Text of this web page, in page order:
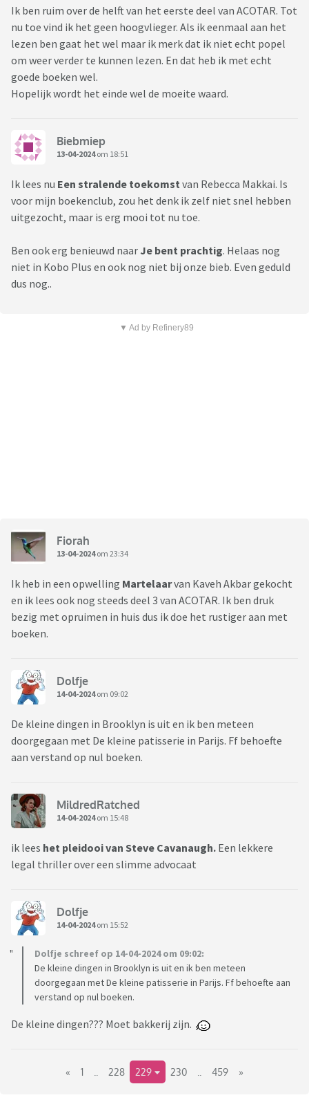
Ik ben ruim over de helft van het eerste deel van ACOTAR. Tot
nu toe vind ik het geen hoogvlieger. Als ik eenmaal aan het
lezen ben gaat het wel maar ik merk dat ik niet echt popel
om weer verder te kunnen lezen. En dat heb ik met echt
goede boeken wel.
Hopelijk wordt het einde wel de moeite waard.
Biebmiep
13-04-2024om 18:51
Ik lees nu Een stralende toekomst van Rebecca Makkai. Is
voor mijn boekenclub, zou het denk ik zelf niet snel hebben
uitgezocht, maar is erg mooi tot nu toe.
Ben ook erg benieuwd naar Je bent prachtig. Helaas nog
niet in Kobo Plus en ook nog niet bij onze bieb. Even geduld
dus nog..
▼ Ad by Refinery89
Fiorah
13-04-2024om 23:34
Ik heb in een opwelling Martelaarvan Kaveh Akbar gekocht
en ik lees ook nog steeds deel 3 van ACOTAR. Ik ben druk
bezig met opruimen in huis dus ik doe het rustiger aan met
boeken.
Dolfje
14-04-2024om 09:02
De kleine dingen in Brooklyn is uit en ik ben meteen
doorgegaan met De kleine patisserie in Parijs. Ff behoefte
aan verstand op nul boeken.
MildredRatched
14-04-2024om 15:48
ik lees het pleidooi van Steve Cavanaugh. Een lekkere
legal thriller over een slimme advocaat
Dolfje
14-04-2024om 15:52
Dolfje schreef op 14-04-2024 om 09:02:
De kleine dingen in Brooklyn is uit en ik ben meteen
doorgegaan met De kleine patisserie in Parijs. Ff behoefte aan
verstand op nul boeken.
De kleine dingen??? Moet bakkerij zijn.
« 1 228 229 230 459 »